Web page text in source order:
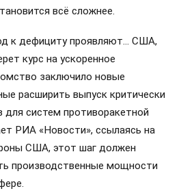
всё сложнее.
к дефициту проявляют… США,
курс на ускоренное
заключило новые
расширить выпуск критически
систем противоракетной
РИА «Новости», ссылаясь на
США, этот шаг должен
производственные мощности